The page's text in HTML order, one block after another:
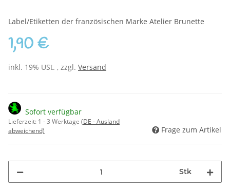
Label/Etiketten der französischen Marke Atelier Brunette
1,90 €
inkl. 19% USt. , zzgl. Versand
Sofort verfügbar
Lieferzeit: 1 - 3 Werktage (DE - Ausland
abweichend)
Frage zum Artikel
Stk